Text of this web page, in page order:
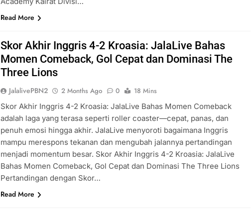
Read More
Skor Akhir Inggris 4-2 Kroasia: JalaLive Bahas
Momen Comeback, Gol Cepat dan Dominasi The
Three Lions
JalalivePBN2 2 Months Ago 0
18 Mins
Skor Akhir Inggris 4-2 Kroasia: JalaLive Bahas Momen Comeback
adalah laga yang terasa seperti roller coaster—cepat, panas, dan
penuh emosi hingga akhir. JalaLive menyoroti bagaimana Inggris
mampu merespons tekanan dan mengubah jalannya pertandingan
menjadi momentum besar. Skor Akhir Inggris 4-2 Kroasia: JalaLive
Bahas Momen Comeback, Gol Cepat dan Dominasi The Three Lions
Pertandingan dengan Skor…
Read More